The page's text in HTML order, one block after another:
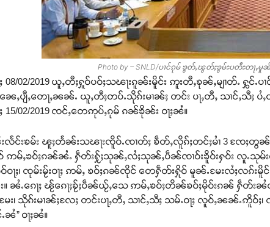
Photo by – SNLD/ပၢင်ၵုမ် ၶွတ်ႇၽွတ်ႈၶွမ်ႊပတီႊတႃႇမူၼ်
02/2019 ယူႇတီႈႁူဝ်ပဝ်ႈသၽႃးၵူၼ်းမိူင်း ဢူးတီႇၶုၼ်ႇမျၢတ်ႉ ႁွင်ႉ
ေႇပျီႇတေႃႇၼၼ်ႉ ယူႇတီႈတပ်ႉသိုၵ်းမၢၼ်ႈ တင်း ပႃႇတီႇ သၢင်ႇသီႈ
15/02/2019 ၸင်ႇတေဢုပ်ႇၵုမ် ၵၼ်ၶိုၼ်း ဝႃႈၼႆ။
လႅင်းၶမ်း ၽူႈတႅၼ်းသၽႃးၸိူဝ်ႉၸၢတ်ႈ ၶဵတ်ႇလိူၵ်ႈတင်ႈမၢႆ 3 ၸႄႈတွၼ်ႈ
ဢမ်ႇၶဝ်ႈၵၼ်ၼႆႉ ႁဵတ်းႁႂ်ႈသုၼ်ႇလႆႈသုၼ်ႇပဵၼ်ၸၢဝ်းၶိူဝ်းႁဝ်း လူႉသုမ်း
ဝႃႈ၊ ၸုမ်းမႂ်းဝႃႈ ဢမ်ႇ ၶဝ်ႈၵၼ်ၸိုင် တေႁဵတ်းႁိုဝ် မူၼ်ႉမႄးလႆႈလၵ်း
။ ၼႆႉၵေႃႈ ၽႂ်ၵေႃႈၶႂ်ႈပဵၼ်ယႂ်ႇသေ ဢမ်ႇၶဝ်ႈတိၼ်ၶဝ်ႈမိုဝ်းၵၼ် ႁဵတ်း
မႄး၊ သိုၵ်းမၢၼ်ႈလႄႈ တင်းပႃႇတီႇ သၢင်ႇသီႈ သမ်ႉဝႃႈ လူဝ်ႇၼၼ်ႉဢိူ
” ဝႃႈၼႆ။